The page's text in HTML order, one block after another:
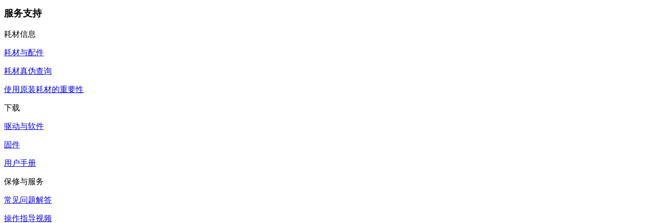
服务支持
耗材信息
耗材与配件
耗材真伪查询
使用原装耗材的重要性
下载
驱动与软件
固件
用户手册
保修与服务
常见问题解答
操作指导视频